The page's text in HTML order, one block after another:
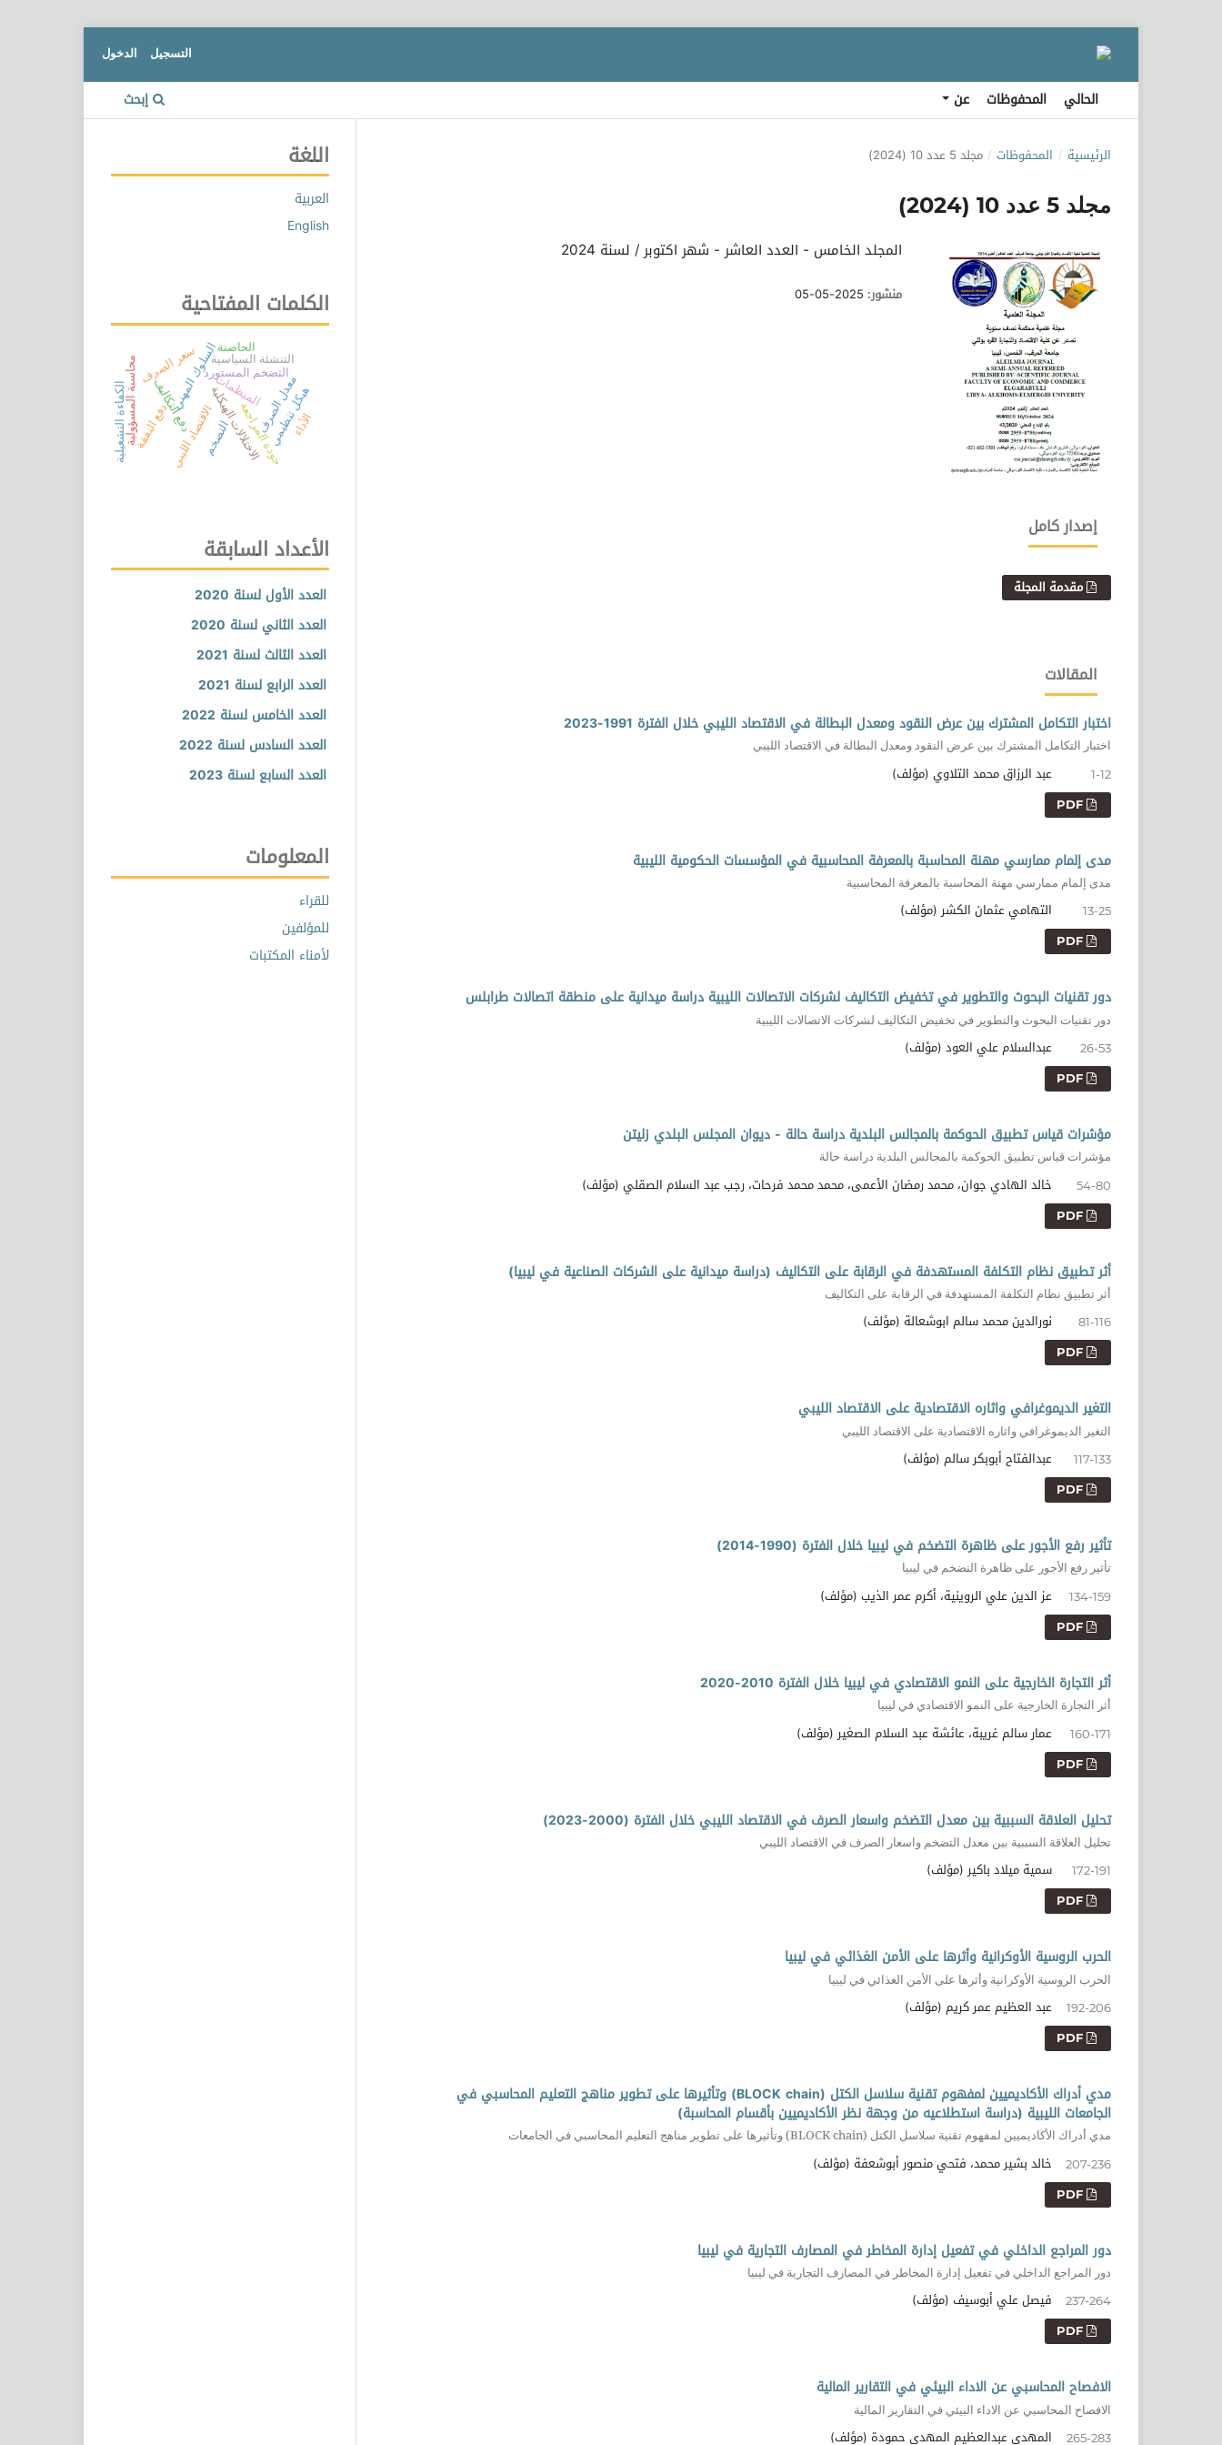
الحالي المحفوظات عن إبحث
التسجيل الدخول
الرئيسية / المحفوظات / مجلد 5 عدد 10 (2024)
مجلد 5 عدد 10 (2024)
المجلد الخامس - العدد العاشر - شهر اكتوبر / لسنة 2024
منشور: 2025-05-05
إصدار كامل
مقدمة المجلة
المقالات
اختبار التكامل المشترك بين عرض النقود ومعدل البطالة في الاقتصاد الليبي خلال الفترة 1991-2023
اختبار التكامل المشترك بين عرض النقود ومعدل البطالة في الاقتصاد الليبي
عبد الرزاق محمد التلاوي (مؤلف) 1-12
PDF
مدى إلمام ممارسي مهنة المحاسبة بالمعرفة المحاسبية في المؤسسات الحكومية الليبية
مدى إلمام ممارسي مهنة المحاسبة بالمعرفة المحاسبية
التهامي عثمان الكشر (مؤلف) 13-25
PDF
دور تقنيات البحوث والتطوير في تخفيض التكاليف لشركات الاتصالات الليبية دراسة ميدانية على منطقة اتصالات طرابلس
دور تقنيات البحوث والتطوير في تخفيض التكاليف لشركات الاتصالات الليبية
عبدالسلام علي العود (مؤلف) 26-53
PDF
مؤشرات قياس تطبيق الحوكمة بالمجالس البلدية دراسة حالة - ديوان المجلس البلدي زليتن
مؤشرات قياس تطبيق الحوكمة بالمجالس البلدية دراسة حالة
خالد الهادي جوان، محمد رمضان الأعمى، محمد محمد فرحات، رجب عبد السلام الصقلي (مؤلف) 54-80
PDF
أثر تطبيق نظام التكلفة المستهدفة في الرقابة على التكاليف (دراسة ميدانية على الشركات الصناعية في ليبيا)
أثر تطبيق نظام التكلفة المستهدفة في الرقابة على التكاليف
نورالدين محمد سالم ابوشعالة (مؤلف) 81-116
PDF
التغير الديموغرافي واثاره الاقتصادية على الاقتصاد الليبي
التغير الديموغرافي واثاره الاقتصادية على الاقتصاد الليبي
عبدالفتاح أبوبكر سالم (مؤلف) 117-133
PDF
تأثير رفع الأجور على ظاهرة التضخم في ليبيا خلال الفترة (1990-2014)
تأثير رفع الأجور على ظاهرة التضخم في ليبيا
عز الدين علي الروينية، أكرم عمر الذيب (مؤلف) 134-159
PDF
أثر التجارة الخارجية على النمو الاقتصادي في ليبيا خلال الفترة 2010-2020
أثر التجارة الخارجية على النمو الاقتصادي في ليبيا
عمار سالم غريبة، عائشة عبد السلام الصغير (مؤلف) 160-171
PDF
تحليل العلاقة السببية بين معدل التضخم واسعار الصرف في الاقتصاد الليبي خلال الفترة (2000-2023)
تحليل العلاقة السببية بين معدل التضخم واسعار الصرف في الاقتصاد الليبي
سمية ميلاد باكير (مؤلف) 172-191
PDF
الحرب الروسية الأوكرانية وأثرها على الأمن الغذائي في ليبيا
الحرب الروسية الأوكرانية وأثرها على الأمن الغذائي في ليبيا
عبد العظيم عمر كريم (مؤلف) 192-206
PDF
مدي أدراك الأكاديميين لمفهوم تقنية سلاسل الكتل (BLOCK chain) وتأثيرها على تطوير مناهج التعليم المحاسبي في
الجامعات الليبية (دراسة استطلاعيه من وجهة نظر الأكاديميين بأقسام المحاسبة)
مدي أدراك الأكاديميين لمفهوم تقنية سلاسل الكتل (BLOCK chain) وتأثيرها على تطوير مناهج التعليم المحاسبي في الجامعات
خالد بشير محمد، فتحي منصور أبوشعفة (مؤلف) 207-236
PDF
دور المراجع الداخلي في تفعيل إدارة المخاطر في المصارف التجارية في ليبيا
دور المراجع الداخلي في تفعيل إدارة المخاطر في المصارف التجارية في ليبيا
فيصل علي أبوسيف (مؤلف) 237-264
PDF
الافصاح المحاسبي عن الاداء البيئي في التقارير المالية
الافصاح المحاسبي عن الاداء البيئي في التقارير المالية
المهدي عبدالعظيم المهدي حمودة (مؤلف) 265-283
اللغة
العربية
English
الكلمات المفتاحية
السلوك المهني
جودة المراجعةالتضخم
دفع التكاليفدفع النفقة
التضخم المستورد
الاختلالات الهيكليةالاقتصاد الليبي محاسبة المسؤولية هيكل تنظيميالمنظمات
التنشئة السياسية سعر الصرف
معدل الصرف الكفاءة التشغيلية
الحاضنة
الأداء
الأعداد السابقة
العدد الأول لسنة 2020
العدد الثاني لسنة 2020
العدد الثالث لسنة 2021
العدد الرابع لسنة 2021
العدد الخامس لسنة 2022
العدد السادس لسنة 2022
العدد السابع لسنة 2023
المعلومات
للقراء
للمؤلفين
لأمناء المكتبات